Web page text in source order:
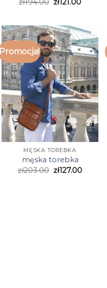
Promocja!
MĘSKA TOREBKA
męska torebka
zł203.00 zł127.00